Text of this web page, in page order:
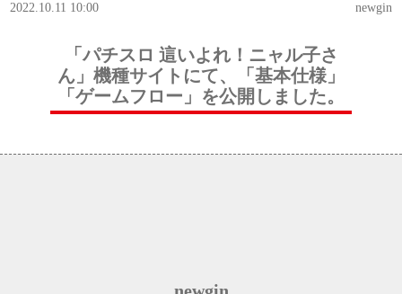
2022.10.11 10:00 newgin
「パチスロ 這いよれ！ニャル子さ
ん」機種サイトにて、「基本仕様」
「ゲームフロー」を公開しました。